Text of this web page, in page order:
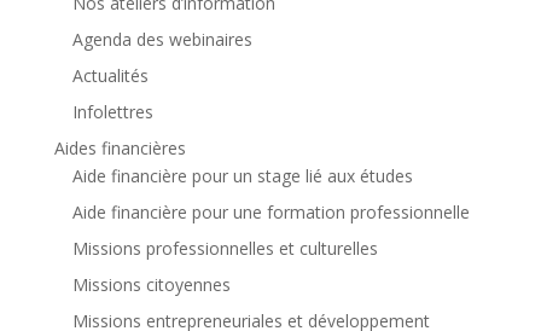
Agenda des webinaires
Actualités
Infolettres
Aides financières
Aide financière pour un stage lié aux études
Aide financière pour une formation professionnelle
Missions professionnelles et culturelles
Missions citoyennes
Missions entrepreneuriales et développement